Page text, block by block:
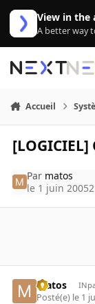
Aller au contenu
View in the
A better way
Accueil
Par matos
le 1 juin 2005
matos
Posté(e) le 1